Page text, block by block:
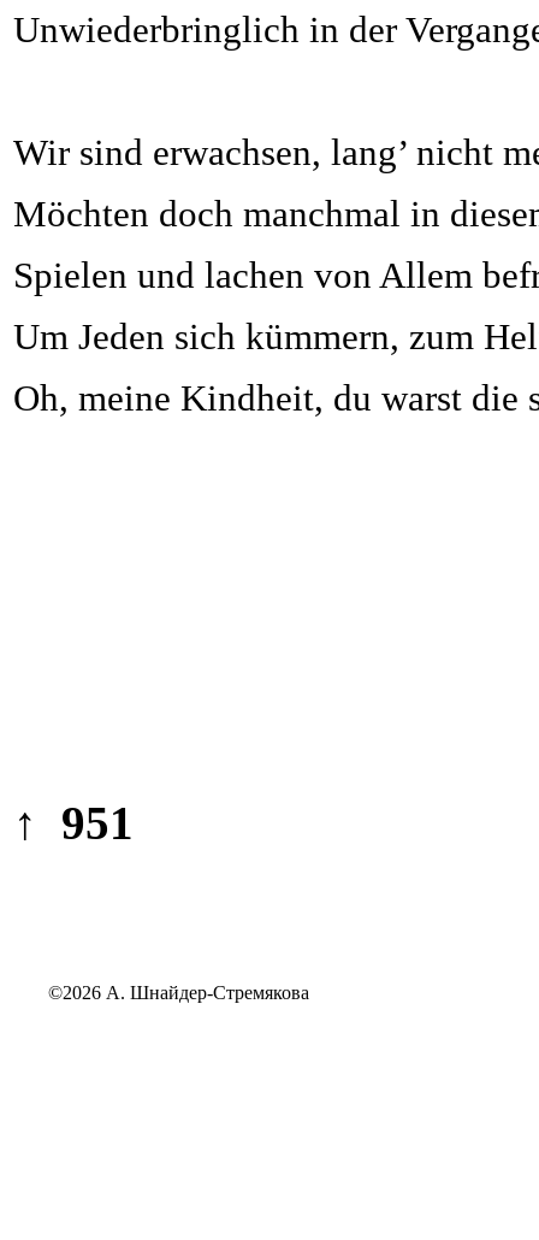
Unwiederbringlich in der
Wir sind erwachsen, lang’ nicht
Möchten doch manchmal in
Spielen und lachen von Allem
Um Jeden sich kümmern, zum
Oh, meine Kindheit, du warst die
↑ 951
©2026 А. Шнайдер-Стремякова